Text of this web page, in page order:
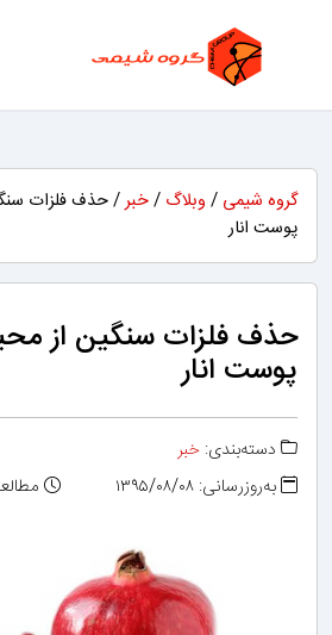
گروه شیمی / وبلاگ /خبر/ حذف فلزات
پوست انار
حذف فلزات سنگین از
پوست انار
دسته‌بندی: خبر
به‌روزرسانی: ۱۳۹۵/۰۸/۰۸
مطالعه: